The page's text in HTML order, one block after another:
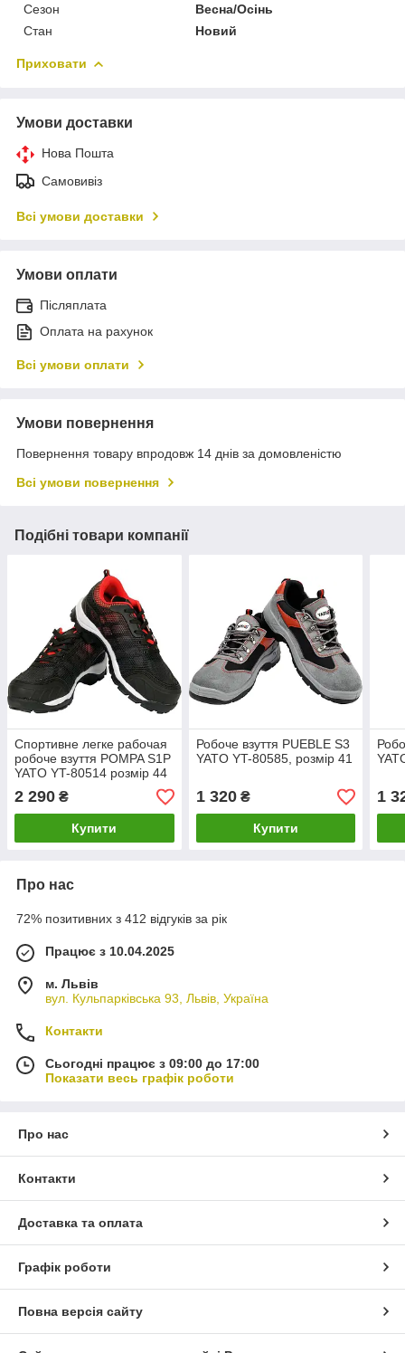
Сезон
Весна/Осінь
Стан
Новий
Приховати
Умови доставки
Нова Пошта
Самовивіз
Всі умови доставки
Умови оплати
Післяплата
Оплата на рахунок
Всі умови оплати
Умови повернення
Повернення товару впродовж 14 днів за домовленістю
Всі умови повернення
Подібні товари компанії
Спортивне легке рабочая
робоче взуття POMPA S1P
YATO YT-80514 розмір 44
2 290 ₴
Купити
Робоче взуття PUEBLE S3
YATO YT-80585, розмір 41
1 320₴
Купити
1
Про нас
72% позитивних з 412 відгуків за рік
Працює з 10.04.2025
м. Львів
вул. Кульпарківська 93, Львів, Україна
Контакти
Сьогодні працює з 09:00 до 17:00
Показати весь графік роботи
Про нас
Контакти
Доставка та оплата
Графік роботи
Повна версія сайту